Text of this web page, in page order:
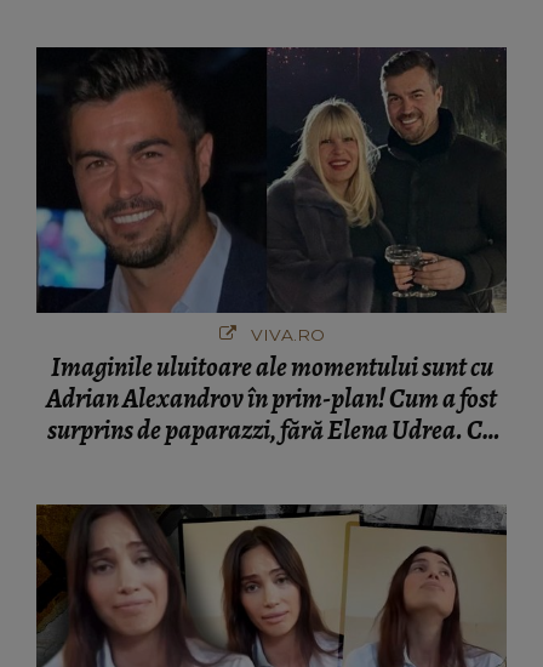
VIVA.RO
Imaginile uluitoare ale momentului sunt cu
Adrian Alexandrov în prim-plan! Cum a fost
surprins de paparazzi, fără Elena Udrea. Cu